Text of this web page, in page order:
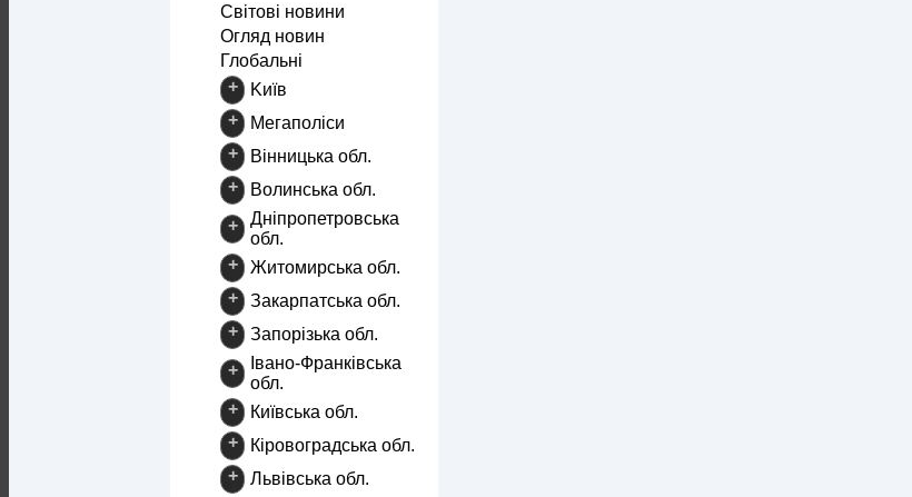
Світові новини
Огляд новин
Глобальні
+
Kиїв
+
Mегаполіси
+
Вінницька обл.
+
Волинська обл.
+
Дніпропетровська
обл.
+
Житомирська обл.
+
Закарпатська обл.
+
Запорізька обл.
+
Івано-Франківська
обл.
+
Київська обл.
+
Кіровоградська обл.
+
Львівська обл.